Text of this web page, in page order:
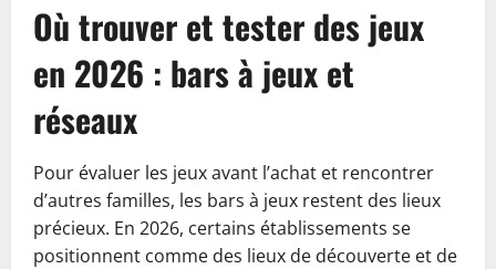
Où trouver et tester des jeux
en 2026 : bars à jeux et
réseaux
Pour évaluer les jeux avant l’achat et rencontrer
d’autres familles, les bars à jeux restent des lieux
précieux. En 2026, certains établissements se
positionnent comme des lieux de découverte et de